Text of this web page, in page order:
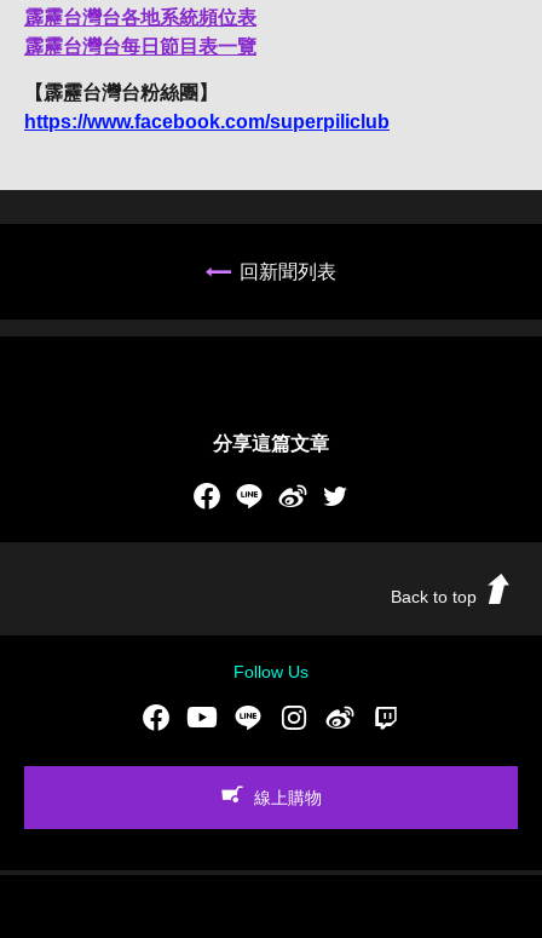
霹靂台灣台各地系統頻位表
霹靂台灣台每日節目表一覽
【霹靂台灣台粉絲團】
https://www.facebook.com/superpiliclub
回新聞列表
分享這篇文章
Facebook
LINE 新浪微博
Back to top
Follow Us
FacebookYoutubeLINE Instgram新浪微博
線上購物